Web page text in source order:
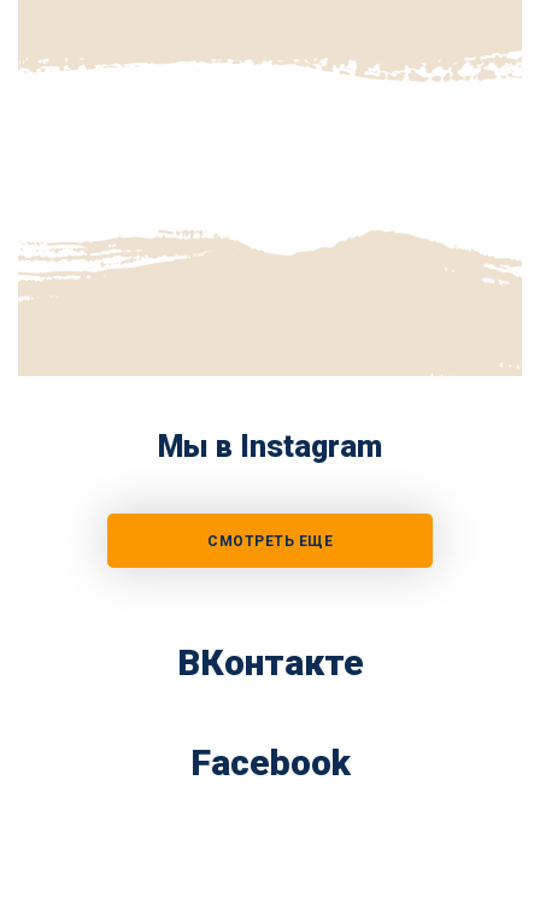
Мы в Instagram
СМОТРЕТЬ ЕЩЕ
ВКонтакте
Facebook